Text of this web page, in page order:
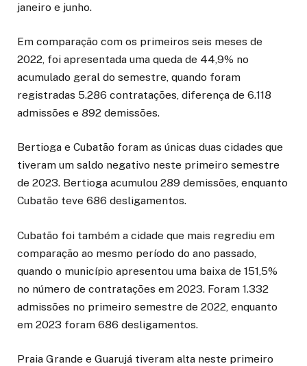
janeiro e junho.
Em comparação com os primeiros seis meses de
2022, foi apresentada uma queda de 44,9% no
acumulado geral do semestre, quando foram
registradas 5.286 contratações, diferença de 6.118
admissões e 892 demissões.
Bertioga e Cubatão foram as únicas duas cidades que
tiveram um saldo negativo neste primeiro semestre
de 2023. Bertioga acumulou 289 demissões, enquanto
Cubatão teve 686 desligamentos.
Cubatão foi também a cidade que mais regrediu em
comparação ao mesmo período do ano passado,
quando o município apresentou uma baixa de 151,5%
no número de contratações em 2023. Foram 1.332
admissões no primeiro semestre de 2022, enquanto
em 2023 foram 686 desligamentos.
Praia Grande e Guarujá tiveram alta neste primeiro